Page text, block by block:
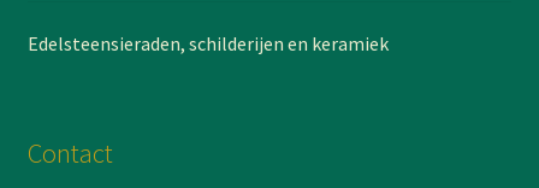
Edelsteensieraden, schilderijen en keramiek
Contact